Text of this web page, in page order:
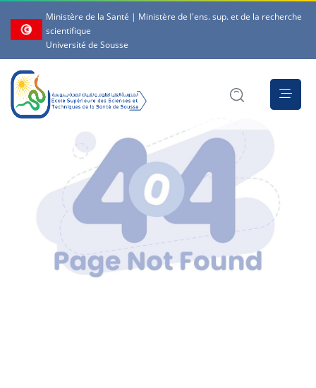
Ministère de la Santé | Ministère de l'ens. sup. et de la recherche
scientifique
Université de Sousse